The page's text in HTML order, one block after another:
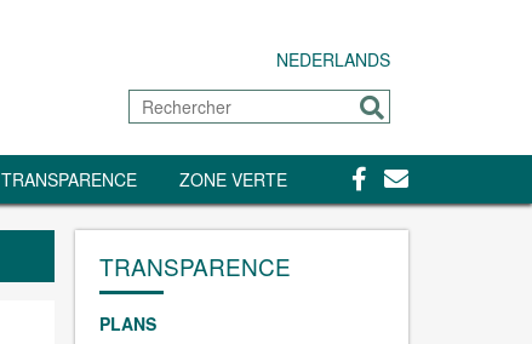
NEDERLANDS
Rechercher
Envoyer
TRANSPARENCE ZONE VERTE Facebook
Contact
TRANSPARENCE
PLANS